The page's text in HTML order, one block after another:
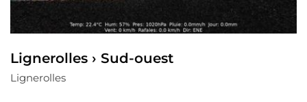
Lignerolles › Sud-ouest
Lignerolles